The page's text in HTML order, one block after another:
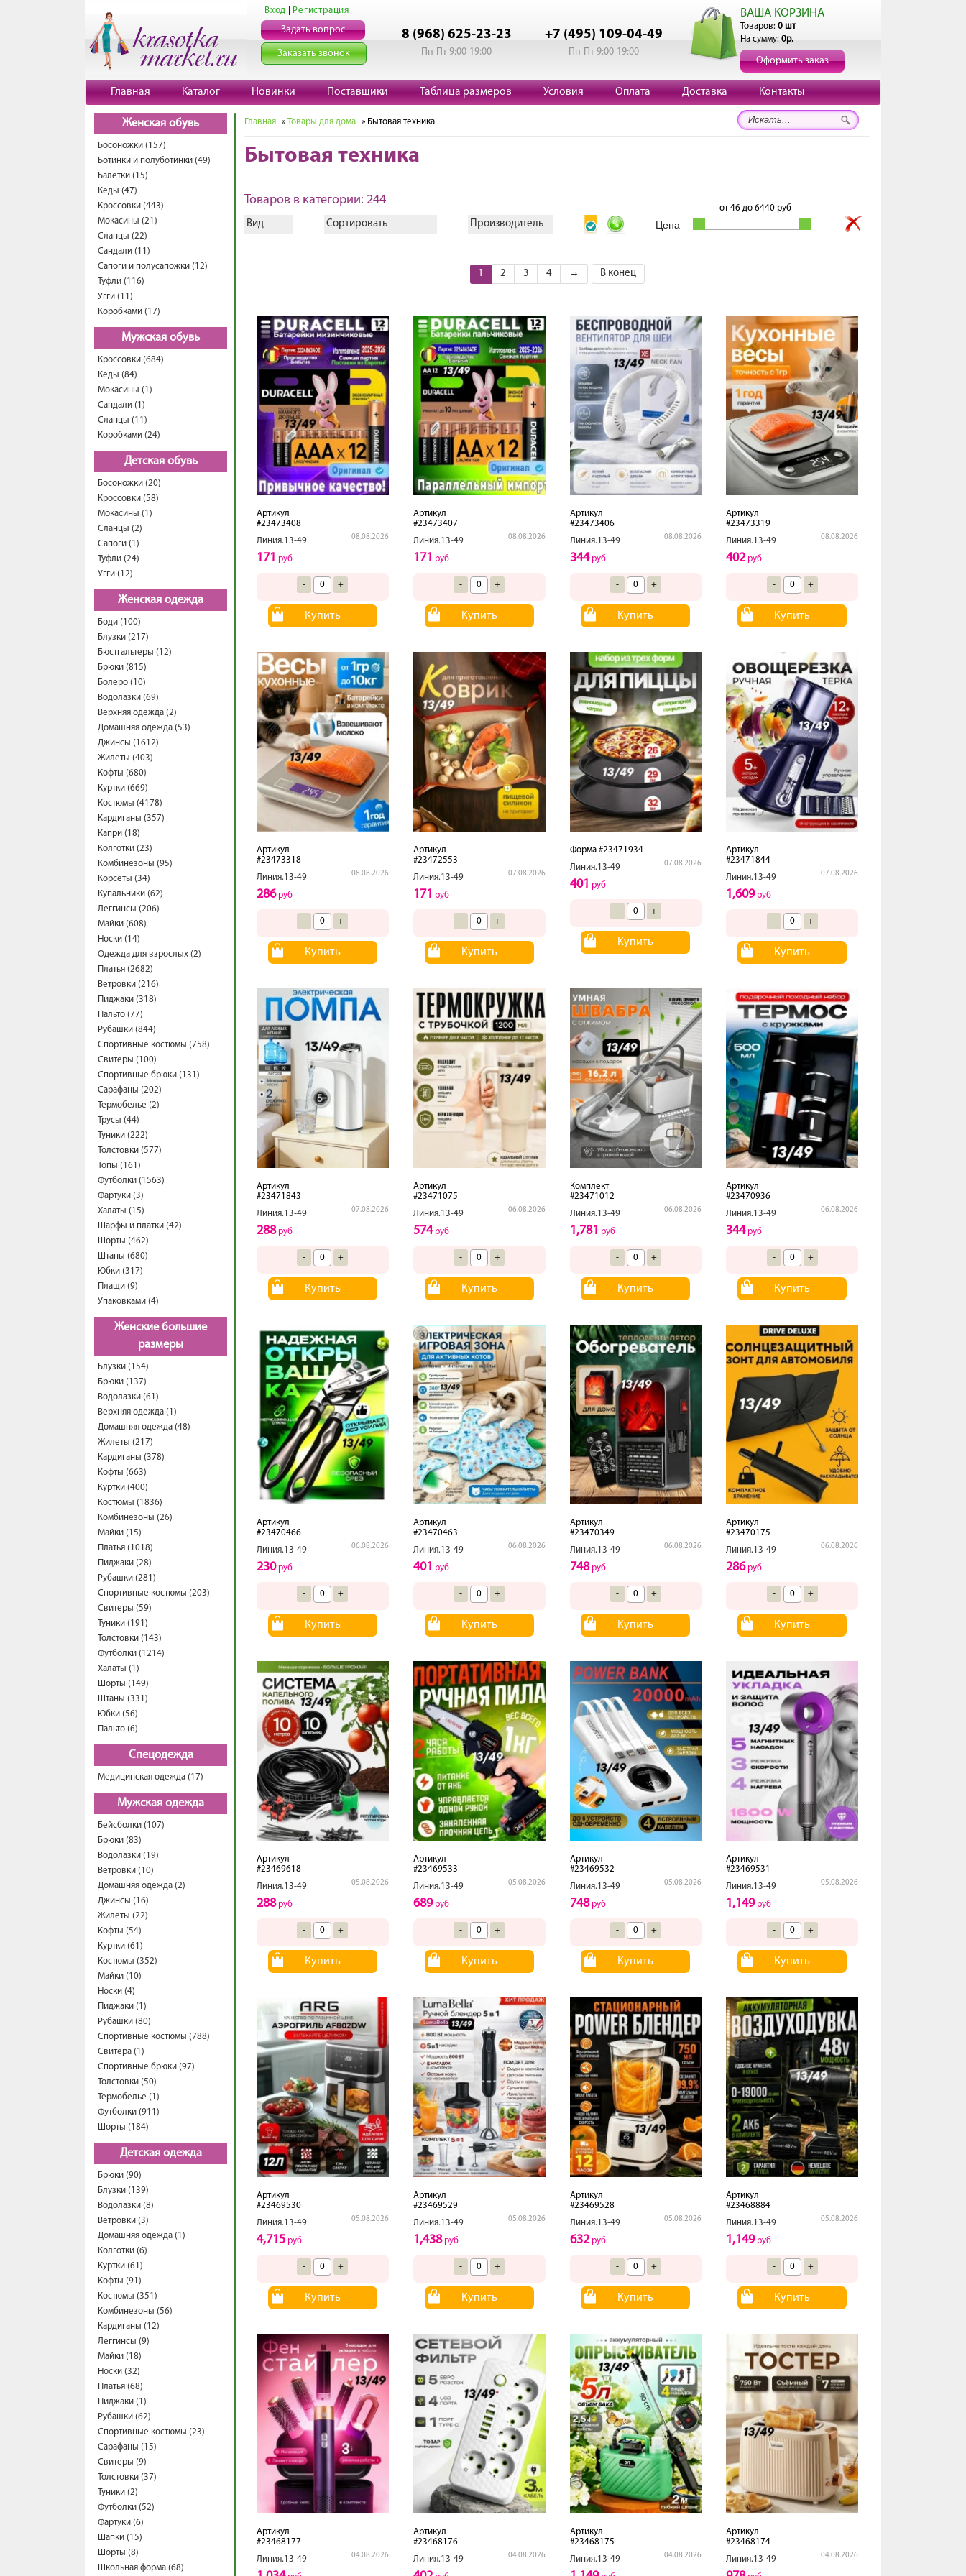
Вход Регистрация
Задать вопрос
Заказать звонок
8 (968) 625-23-23
Пн-Пт 9:00-19:00
+7 (495) 109-04-49
Пн-Пт 9:00-19:00
ВАША КОРЗИНА
Товаров: 0 шт
На сумму: 0р.
Оформить заказ
Главная Каталог Новинки Поставщики Таблица размеров Условия Оплата Доставка Контакты
Женская обувь
Босоножки (157)
Ботинки и полуботинки (49)
Балетки (15)
Кеды (47)
Кроссовки (443)
Мокасины (21)
Сланцы (22)
Сандали (11)
Сапоги и полусапожки (12)
Туфли (116)
Угги (11)
Коробками (17)
Мужская обувь
Кроссовки (684)
Кеды (84)
Мокасины (1)
Сандали (1)
Сланцы (11)
Коробками (24)
Детская обувь
Босоножки (20)
Кроссовки (58)
Мокасины (1)
Сланцы (2)
Сапоги (1)
Туфли (24)
Угги (12)
Женская одежда
Боди (100)
Блузки (217)
Бюстгальтеры (12)
Брюки (815)
Болеро (10)
Водолазки (69)
Верхняя одежда (2)
Домашняя одежда (53)
Джинсы (1612)
Жилеты (403)
Кофты (680)
Куртки (669)
Костюмы (4178)
Кардиганы (357)
Капри (18)
Колготки (23)
Комбинезоны (95)
Корсеты (34)
Купальники (62)
Леггинсы (206)
Майки (608)
Носки (14)
Одежда для взрослых (2)
Платья (2682)
Ветровки (216)
Пиджаки (318)
Пальто (77)
Рубашки (844)
Спортивные костюмы (758)
Свитеры (100)
Спортивные брюки (131)
Сарафаны (202)
Термобелье (2)
Трусы (44)
Туники (222)
Толстовки (577)
Топы (161)
Футболки (1563)
Фартуки (3)
Халаты (15)
Шарфы и платки (42)
Шорты (462)
Штаны (680)
Юбки (317)
Плащи (9)
Упаковками (4)
Женские большие
размеры
Блузки (154)
Брюки (137)
Водолазки (61)
Верхняя одежда (1)
Домашняя одежда (48)
Жилеты (217)
Кардиганы (378)
Кофты (663)
Куртки (400)
Костюмы (1836)
Комбинезоны (26)
Майки (15)
Платья (1018)
Пиджаки (28)
Рубашки (281)
Спортивные костюмы (203)
Свитеры (59)
Туники (191)
Толстовки (143)
Футболки (1214)
Халаты (1)
Шорты (149)
Штаны (331)
Юбки (56)
Пальто (6)
Спецодежда
Медицинская одежда (17)
Мужская одежда
Бейсболки (107)
Брюки (83)
Водолазки (19)
Ветровки (10)
Домашняя одежда (2)
Джинсы (16)
Жилеты (22)
Кофты (54)
Куртки (61)
Костюмы (352)
Майки (10)
Носки (4)
Пиджаки (1)
Рубашки (80)
Спортивные костюмы (788)
Свитера (1)
Спортивные брюки (97)
Толстовки (50)
Термобелье (1)
Футболки (911)
Шорты (184)
Детская одежда
Брюки (90)
Блузки (139)
Водолазки (8)
Ветровки (3)
Домашняя одежда (1)
Колготки (6)
Куртки (61)
Кофты (91)
Костюмы (351)
Комбинезоны (56)
Кардиганы (12)
Леггинсы (9)
Майки (18)
Носки (32)
Платья (68)
Пиджаки (1)
Рубашки (62)
Спортивные костюмы (23)
Сарафаны (15)
Свитеры (9)
Толстовки (37)
Туники (2)
Футболки (52)
Фартуки (6)
Шапки (15)
Шорты (8)
Школьная форма (68)
Главная » Товары для дома » Бытовая техника
Бытовая техника
Товаров в категории: 244
Вид Сортировать Производитель
от46до 6440 руб
1 2 3 4 → В конец
Артикул
#23473408
Линия.13-49
08.08.2026
171 руб
- +
Купить
Артикул
#23473407
Линия.13-49
08.08.2026
171 руб
- +
Купить
Артикул
#23473406
Линия.13-49
08.08.2026
344руб
- +
Купить
Артикул
#23473319
Линия.13-49
08.08.2026
402руб
- +
Купить
Артикул
#23473318
Линия.13-49
08.08.2026
286руб
- +
Купить
Артикул
#23472553
Линия.13-49
07.08.2026
171 руб
- +
Купить
Форма #23471934
Линия.13-49
07.08.2026
401 руб
- +
Купить
Артикул
#23471844
Линия.13-49
07.08.2026
1,609руб
- +
Купить
Артикул
#23471843
Линия.13-49
07.08.2026
288руб
- +
Купить
Артикул
#23471075
Линия.13-49
06.08.2026
574руб
- +
Купить
Комплект
#23471012
Линия.13-49
06.08.2026
1,781 руб
- +
Купить
Артикул
#23470936
Линия.13-49
06.08.2026
344руб
- +
Купить
Артикул
#23470466
Линия.13-49
06.08.2026
230руб
- +
Купить
Артикул
#23470463
Линия.13-49
06.08.2026
401 руб
- +
Купить
Артикул
#23470349
Линия.13-49
06.08.2026
748руб
- +
Купить
Артикул
#23470175
Линия.13-49
06.08.2026
286руб
- +
Купить
Артикул
#23469618
Линия.13-49
05.08.2026
288руб
- +
Купить
Артикул
#23469533
Линия.13-49
05.08.2026
689руб
- +
Купить
Артикул
#23469532
Линия.13-49
05.08.2026
748руб
- +
Купить
Артикул
#23469531
Линия.13-49
05.08.2026
1,149руб
- +
Купить
Артикул
#23469530
Линия.13-49
05.08.2026
4,715 руб
- +
Купить
Артикул
#23469529
Линия.13-49
05.08.2026
1,438руб
- +
Купить
Артикул
#23469528
Линия.13-49
05.08.2026
632руб
- +
Купить
Артикул
#23468884
Линия.13-49
05.08.2026
1,149руб
- +
Купить
Артикул
#23468177
Линия.13-49
04.08.2026
Артикул
#23468176
Линия.13-49
04.08.2026
Артикул
#23468175
Линия.13-49
04.08.2026
Артикул
#23468174
Линия.13-49
04.08.2026